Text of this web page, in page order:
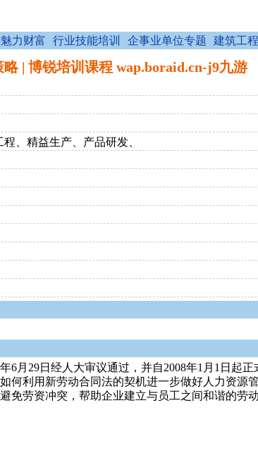
力财富 行业技能培训 企事业单位专题 建筑工程
| 博锐培训课程 wap.boraid.cn-j9九游
、精益生产、产品研发、
月29日经人大审议通过，并自2008年1月1日起
利用新劳动合同法的契机进一步做好人力资源
劳资冲突，帮助企业建立与员工之间和谐的劳动